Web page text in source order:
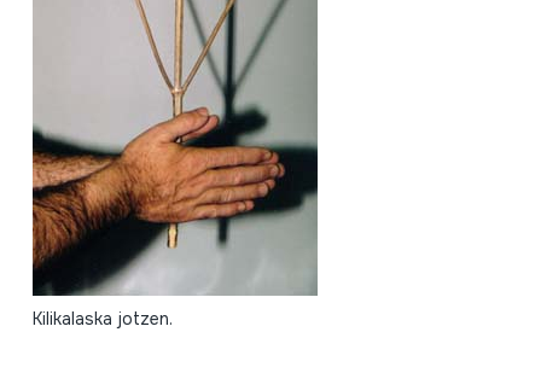
Kilikalaska jotzen.